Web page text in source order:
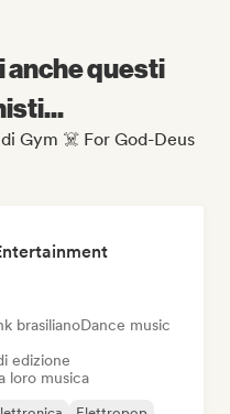
questi
Gym ☠️ For God-Deus
brasilianoDance music
edizione
loro musica